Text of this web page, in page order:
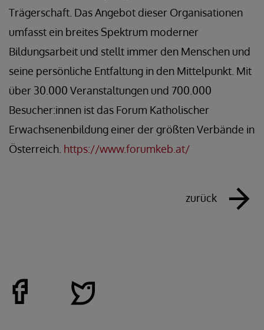
Trägerschaft. Das Angebot dieser Organisationen
umfasst ein breites Spektrum moderner
Bildungsarbeit und stellt immer den Menschen und
seine persönliche Entfaltung in den Mittelpunkt. Mit
über 30.000 Veranstaltungen und 700.000
Besucher:innen ist das Forum Katholischer
Erwachsenenbildung einer der größten Verbände in
Österreich. https://www.forumkeb.at/
zurück